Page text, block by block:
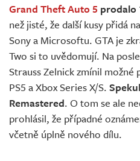
Grand Theft Auto 5 prodalo
než jisté, že další kusy přidá
Sony a Microsoftu. GTA je
Two si to uvědomují. Na
Strauss Zelnick zmínil
PS5 a Xbox Series X/S.
Remastered. O tom se ale
prohlásil, že případné
včetně úplně nového dílu.